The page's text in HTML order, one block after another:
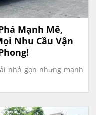
Mạnh Mẽ,
Nhu Cầu Vận
nhỏ gọn nhưng mạnh